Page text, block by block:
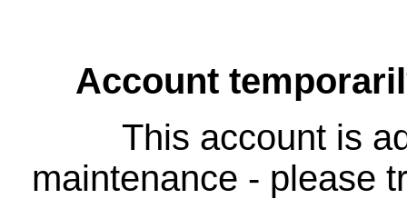
Account
This account is
maintenance - please